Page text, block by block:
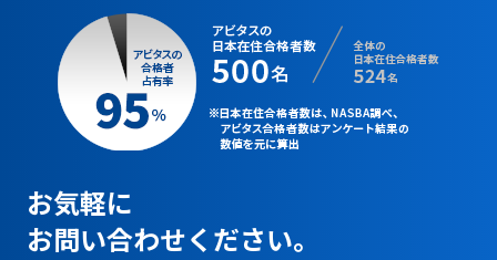
お気軽に
お問い合わせください。